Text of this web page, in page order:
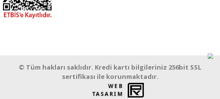
© Tüm hakları saklıdır. Kredi kartı bilgileriniz 256bit SSL
sertifikası ile korunmaktadır.
WEB
TASARIM